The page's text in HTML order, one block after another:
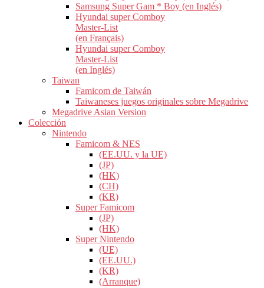
Samsung Super Gam * Boy (en Inglés)
Hyundai super Comboy
Master-List
(en Français)
Hyundai super Comboy
Master-List
(en Inglés)
Taiwan
Famicom de Taiwán
Taiwaneses juegos originales sobre Megadrive
Megadrive Asian Version
Colección
Nintendo
Famicom & NES
(EE.UU. y la UE)
(JP)
(HK)
(CH)
(KR)
Super Famicom
(JP)
(HK)
Super Nintendo
(UE)
(EE.UU.)
(KR)
(Arranque)